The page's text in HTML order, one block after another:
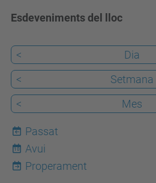
Esdeveniments del lloc
< Dia
<
Setmana
<
Mes
Passat
10
Avui
Properament